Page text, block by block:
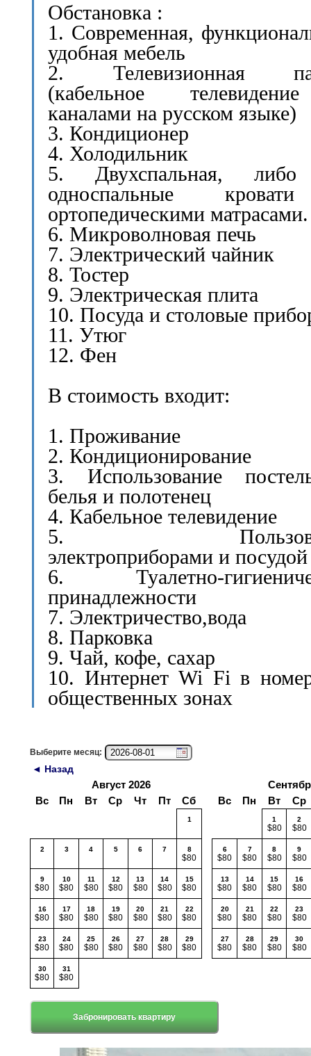
Обстановка :
1. Современная,
удобная мебель
2. Телевизионная
(кабельное
каналами на русском языке)
3. Кондиционер
4. Холодильник
5. Двухспальная,
односпальные
ортопедическими матрасами.
6. Микроволновая печь
7. Электрический чайник
8. Тостер
9. Электрическая плита
10. Посуда и столовые
11. Утюг
12. Фен
В стоимость входит:
1. Проживание
2. Кондиционирование
3. Использование
белья и полотенец
4. Кабельное телевидение
5.
электроприборами и посудой
6. Туалетно-
принадлежности
7. Электричество,вода
8. Парковка
9. Чай, кофе, сахар
10. Интернет Wi Fi в
общественных зонах
Выберите месяц:
◄ Назад
Август 2026
Вс
Пн Вт Ср Чт Пт Сб Вс Пн Вт Ср
1 1
$80
2
$80
2 3 4 5 6 7 8
$80
6
$80
7
$80
8
$80
9
$80
9
$80
10
$80
11
$80
12
$80
13
$80
14
$80
15
$80
13
$80
14
$80
15
$80
16
$80
16
$80
17
$80
18
$80
19
$80
20
$80
21
$80
22
$80
20
$80
21
$80
22
$80
23
$80
23
$80
24
$80
25
$80
26
$80
27
$80
28
$80
29
$80
27
$80
28
$80
29
$80
30
$80
30
$80
31
$80
Забронировать квартиру